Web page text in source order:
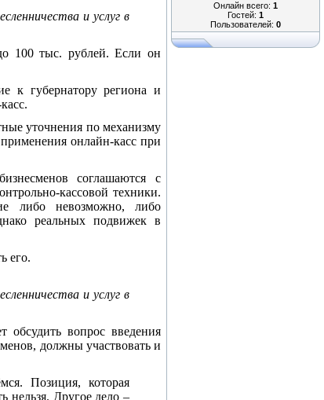
и услуг в
100 тыс. рублей. Если он
к губернатору региона и
уточнения по механизму
онлайн-касс при
соглашаются с
кассовой техники.
либо невозможно, либо
реальных подвижек в
его.
и услуг в
обсудить вопрос введения
должны участвовать и
Позиция, которая
нельзя. Другое дело –
Онлайн всего: 1
Гостей: 1
Пользователей: 0